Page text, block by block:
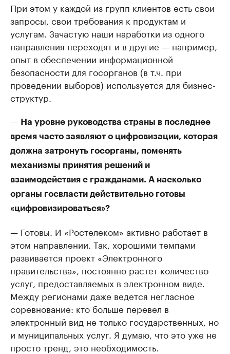
При этом у каждой из групп клиентов есть свои
запросы, свои требования к продуктам и
услугам. Зачастую наши наработки из одного
направления переходят и в другие — например,
опыт в обеспечении информационной
безопасности для госорганов (в т.ч. при
проведении выборов) используется для бизнес-
структур.
— На уровне руководства страны в последнее
время часто заявляют о цифровизации, которая
должна затронуть госорганы, поменять
механизмы принятия решений и
взаимодействия с гражданами. А насколько
органы госвласти действительно готовы
«цифровизироваться»?
— Готовы. И «Ростелеком» активно работает в
этом направлении. Так, хорошими темпами
развивается проект «Электронного
правительства», постоянно растет количество
услуг, предоставляемых в электронном виде.
Между регионами даже ведется негласное
соревнование: кто больше перевел в
электронный вид не только государственных, но
и муниципальных услуг. Я думаю, что это уже не
просто тренд, это необходимость.